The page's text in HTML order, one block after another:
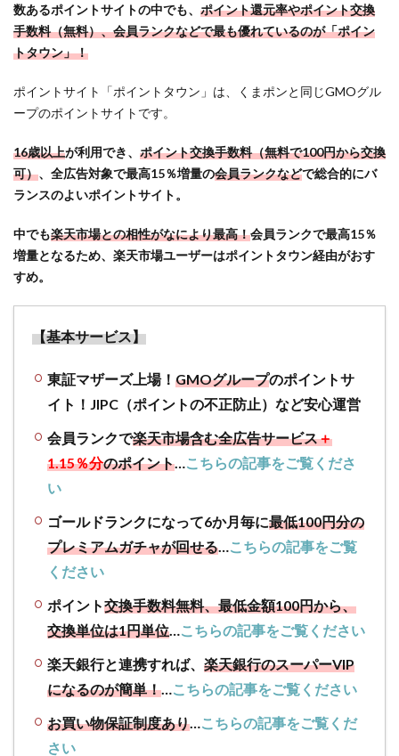
ン」
はど
んな
でも
稼げ
イト
2
ポイ
タウ
ン
「プ
アム
ガチ
ャ」
要
2.1
ポイ
タウ
ンの
レミ
アム
ガチ
と
は？
【注意
点！】
アムガ
チャを
数あるポイントサイトの中でも、 ポイント還元率やポイント交換
手数料（無料）、会員ランクなどで最も優れているのが「ポイン
トタウン」！
ポイントサイト「ポイントタウン」は、くまポンと同じGMOグル
ープのポイントサイトです。
16歳以上が利用でき、 ポイント交換手数料（無料で100円から交換
可）、全広告対象で最高15％増量の会員ランクなどで総合的にバ
ランスのよいポイントサイト。
中でも楽天市場との相性がなにより最高！会員ランクで最高15％
増量となるため、楽天市場ユーザーはポイントタウン経由がおす
すめ。
【基本サービス】
東証マザーズ上場！ GMOグループのポイントサ
イト！JIPC（ポイントの不正防止）など安心運営
会員ランクで楽天市場含む全広告サービス＋
1.15％分のポイント…こちらの記事をご覧くださ
い
ゴールドランクになって6か月毎に最低100円分の
プレミアムガチャが回せる…こちらの記事をご覧
ください
ポイント交換手数料無料、最低金額100円から、
交換単位は1円単位…こちらの記事をご覧ください
楽天銀行と連携すれば、 楽天銀行のスーパーVIP
になるのが簡単！…こちらの記事をご覧ください
お買い物保証制度あり…こちらの記事をご覧くだ
さい